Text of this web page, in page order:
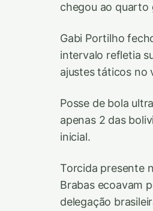
chegou ao quarto
Gabi Portilho
intervalo refletia
ajustes táticos no
Posse de bola
apenas 2 das
inicial.
Torcida presente
Brabas ecoavam
delegação